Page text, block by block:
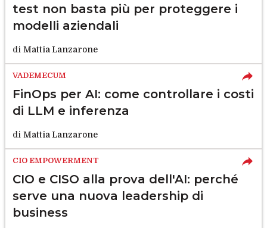
test non basta più per proteggere i
modelli aziendali
di Mattia Lanzarone
VADEMECUM
FinOps per AI: come controllare i costi
di LLM e inferenza
di Mattia Lanzarone
CIO EMPOWERMENT
CIO e CISO alla prova dell'AI: perché
serve una nuova leadership di
business